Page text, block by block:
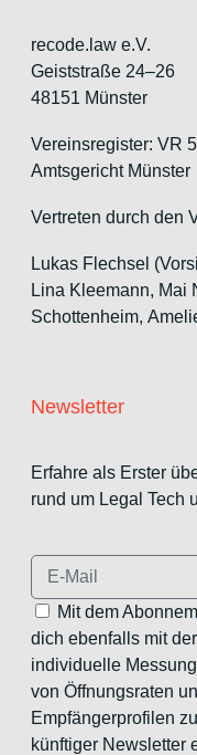
recode.law e.V.
Geiststraße 24–26
48151 Münster
Vereinsregister: VR
Amtsgericht Münster
Vertreten durch den
Lukas Flechsel
Lina Kleemann, Mai
Schottenheim,
Newsletter
Erfahre als Erster
rund um Legal Tech
Mit dem
dich ebenfalls mit
individuelle
von Öffnungsraten
Empfängerprofilen
künftiger Newsletter